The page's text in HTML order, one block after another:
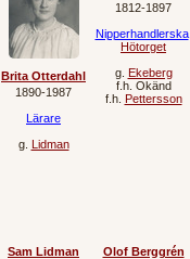
Brita Otterdahl
1890‐1987
Lärare
g. Lidman
1812‐1897
Nipperhandlerska,
Hötorget
g. Ekeberg
f.h. Okänd
f.h. Pettersson
Sam Lidman
Olof Berggrén